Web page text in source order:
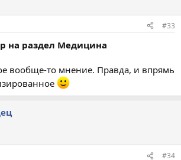
#33
на раздел Медицина
вообще-то мнение. Правда, и впрямь
#34